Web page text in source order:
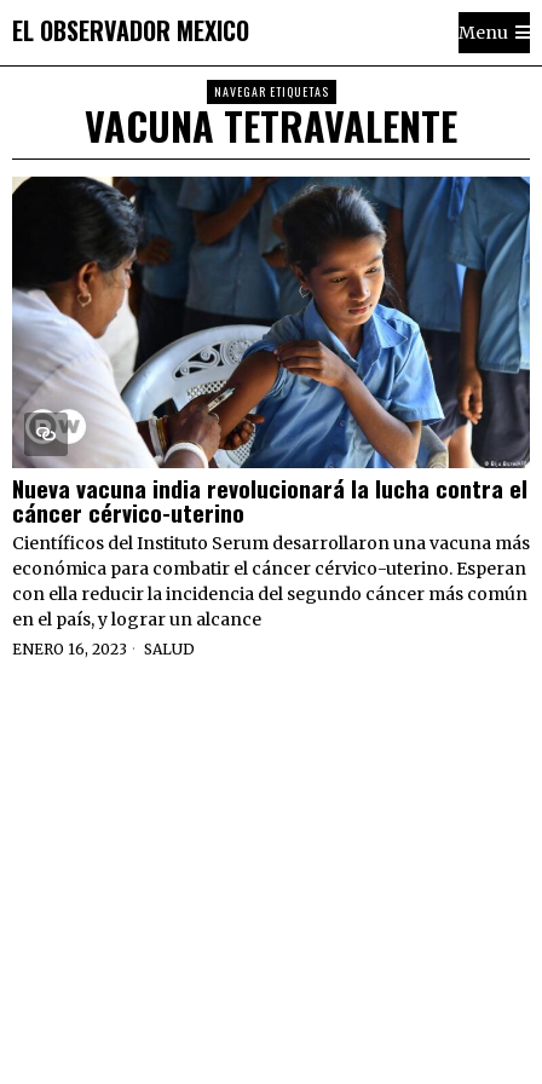
EL OBSERVADOR MEXICO Menu
NAVEGAR ETIQUETAS
VACUNA TETRAVALENTE
Nueva vacuna india revolucionará la lucha contra el
cáncer cérvico-uterino
Científicos del Instituto Serum desarrollaron una vacuna más
económica para combatir el cáncer cérvico-uterino. Esperan
con ella reducir la incidencia del segundo cáncer más común
en el país, y lograr un alcance
ENERO 16, 2023 SALUD